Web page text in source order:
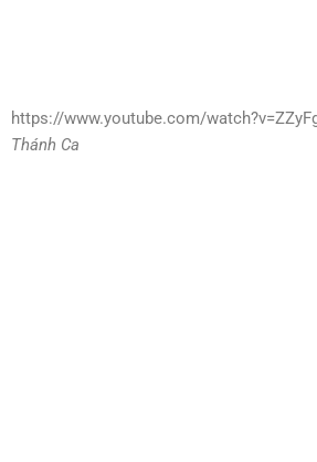
https://www.youtube.com/
Thánh Ca